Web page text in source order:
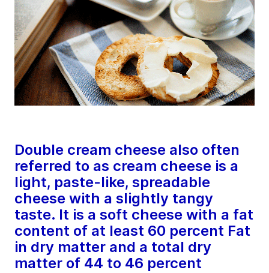
Double cream cheese also often
referred to as cream cheese is a
light, paste-like, spreadable
cheese with a slightly tangy
taste. It is a soft cheese with a fat
content of at least 60 percent Fat
in dry matter and a total dry
matter of 44 to 46 percent